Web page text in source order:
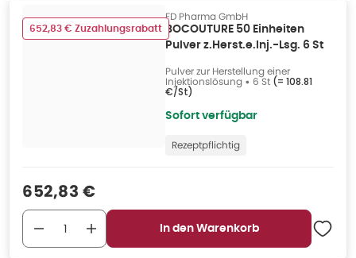
652,83 € Zuzahlungsrabatt
FD Pharma GmbH
BOCOUTURE 50 Einheiten
Pulver z.Herst.e.Inj.-Lsg. 6 St
Pulver zur Herstellung einer
Injektionslösung • 6 St (= 108.81
€/St)
Sofort verfügbar
Rezeptpflichtig
Verkaufspreis
652,83 €
In den Warenkorb